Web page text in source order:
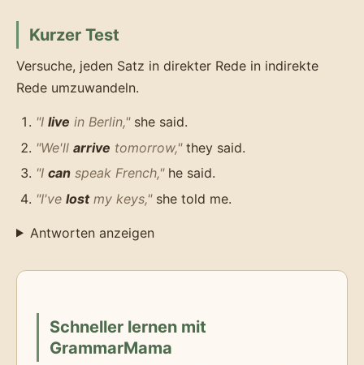
Kurzer Test
Versuche, jeden Satz in direkter Rede in indirekte
Rede umzuwandeln.
"I live in Berlin,"she said.
"We'll arrive tomorrow,"they said.
"I can speak French,"he said.
"I've lostmy keys,"she told me.
Antworten anzeigen
Schneller lernen mit
GrammarMama